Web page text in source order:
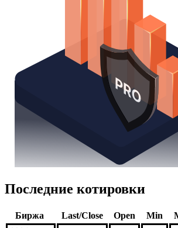
Последние котировки
Биржа Last/Close Open Min